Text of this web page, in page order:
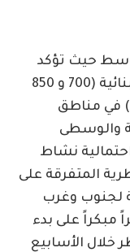
حيث تؤكد
التوقعات أن الرطوبة في الطبقات البنائية (700 و 850
في مناطق
والوسطى
نشاط
المتفرقة على
لجنوب وغرب
مبكراً على بدء
خلال الأسابيع